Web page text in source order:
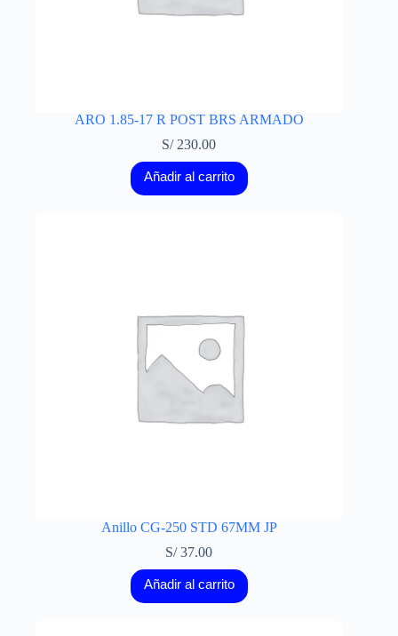
ARO 1.85-17 R POST BRS ARMADO
S/230.00
Añadir al carrito
Anillo CG-250 STD 67MM JP
S/37.00
Añadir al carrito